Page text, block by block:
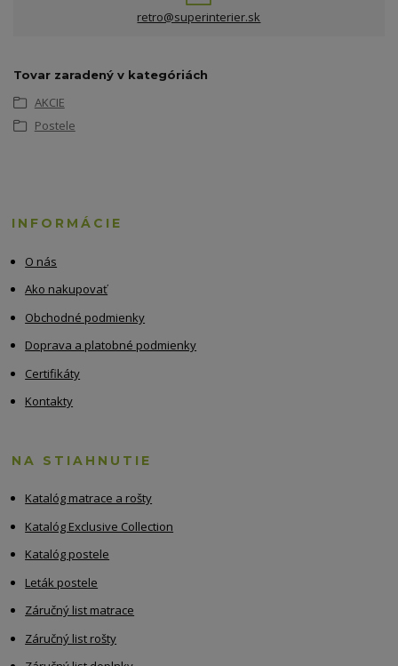
retro@superinterier.sk
Tovar zaradený v kategóriách
AKCIE
Postele
INFORMÁCIE
O nás
Ako nakupovať
Obchodné podmienky
Doprava a platobné podmienky
Certifikáty
Kontakty
NA STIAHNUTIE
Katalóg matrace a rošty
Katalóg Exclusive Collection
Katalóg postele
Leták postele
Záručný list matrace
Záručný list rošty